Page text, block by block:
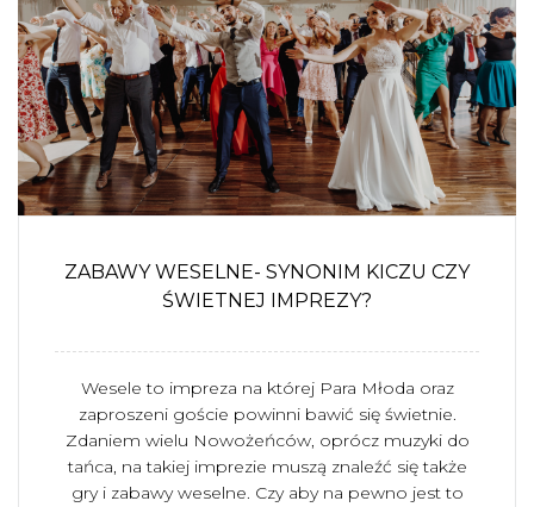
ZABAWY WESELNE- SYNONIM KICZU CZY
ŚWIETNEJ IMPREZY?
Wesele to impreza na której Para Młoda oraz
zaproszeni goście powinni bawić się świetnie.
Zdaniem wielu Nowożeńców, oprócz muzyki do
tańca, na takiej imprezie muszą znaleźć się także
gry i zabawy weselne. Czy aby na pewno jest to